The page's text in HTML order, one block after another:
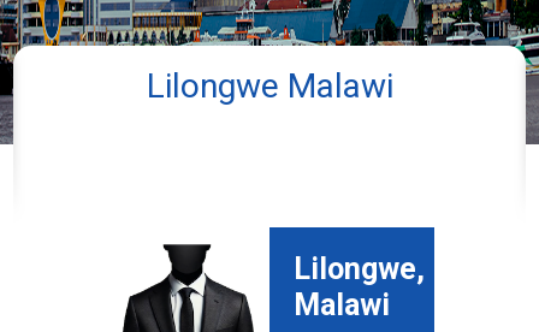
Lilongwe Malawi
Lilongwe,
Malawi